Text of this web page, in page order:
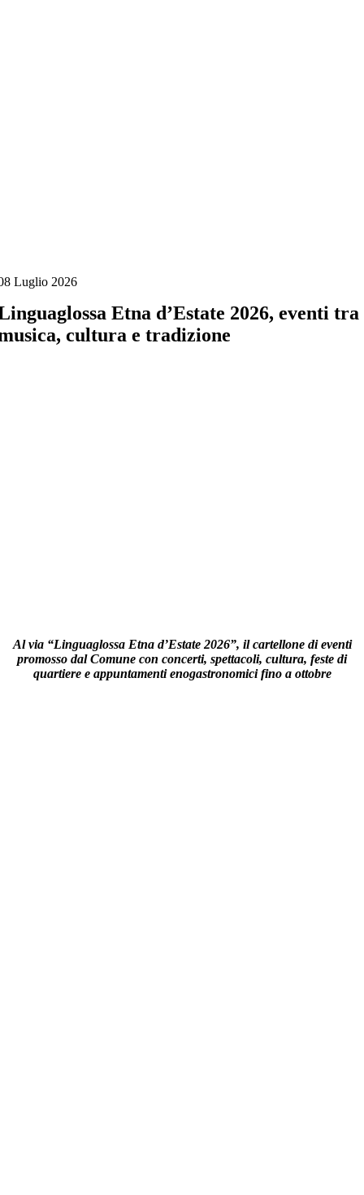
Luglio 2026
Etna d’Estate 2026, eventi tra
cultura e tradizione
Al via “Linguaglossa Etna d’Estate 2026”, il cartellone di eventi
promosso dal Comune con concerti, spettacoli, cultura, feste di
quartiere e appuntamenti enogastronomici fino a ottobre